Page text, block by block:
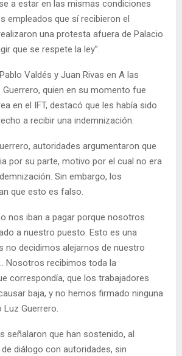
a estar en las mismas condiciones
empleados que sí recibieron el
una protesta afuera de Palacio
que se respete la ley”.
Valdés y Juan Rivas en A las
Guerrero, quien en su momento fue
en el IFT, destacó que les había sido
a recibir una indemnización.
autoridades argumentaron que
por su parte, motivo por el cual no era
Sin embargo, los
que esto es falso.
nos iban a pagar porque nosotros
a nuestro puesto. Esto es una
no decidimos alejarnos de nuestro
Nosotros recibimos toda la
correspondía, que los trabajadores
baja, y no hemos firmado ninguna
Luz Guerrero.
señalaron que han sostenido, al
diálogo con autoridades, sin